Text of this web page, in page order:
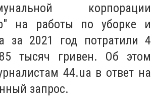
корпорации
на работы по уборке и
за 2021 год потратили 4
тысяч гривен. Об этом
44.ua в ответ на
запрос.